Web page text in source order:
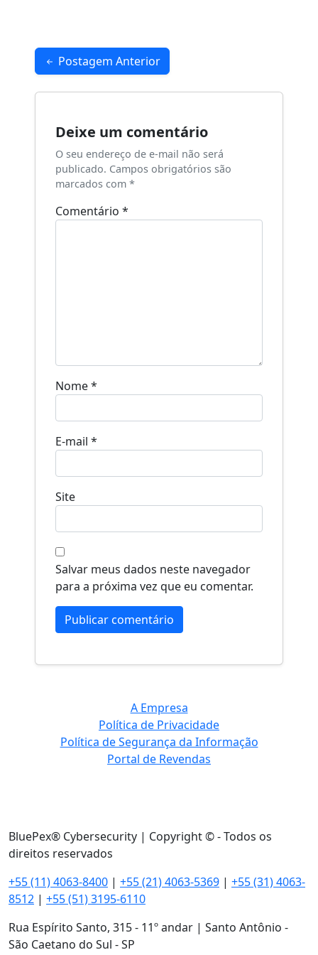
Navegação
de
Post
Postagem Anterior
Deixe um comentário
O seu endereço de e-mail não será
publicado. Campos obrigatórios são
marcados com*
Comentário*
Nome*
E-mail*
Site
Salvar meus dados neste navegador
para a próxima vez que eu comentar.
A Empresa
Política de Privacidade
Política de Segurança da Informação
Portal de Revendas
BluePex® Cybersecurity | Copyright © - Todos os
direitos reservados
+55 (11) 4063-8400 | +55 (21) 4063-5369 | +55 (31) 4063-
8512 | +55 (51) 3195-6110
Rua Espírito Santo, 315 - 11º andar | Santo Antônio -
São Caetano do Sul - SP